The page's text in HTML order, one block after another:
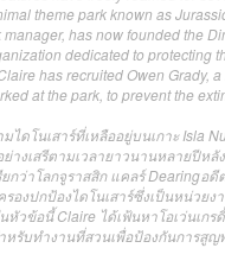
theme park known as
has now founded the
dedicated to protecting
has recruited Owen Grady,
at the park, to prevent the
มไดโนเสาร์ที่เหลืออยู่บนเกาะ Isla
ย่างเสรีตามเวลายาวนานหลายปีหลั
ยกว่าโลกจูราสสิก แคลร์ Dearingอดี
รองปกป้องไดโนเสาร์ซึ่งเป็นหน่วยง
หัวข้อนี้ Claire ได้เฟ้นหาโอเว่นเกรดี้
หรับทำงานที่สวนเพื่อป้องกันการสูญ